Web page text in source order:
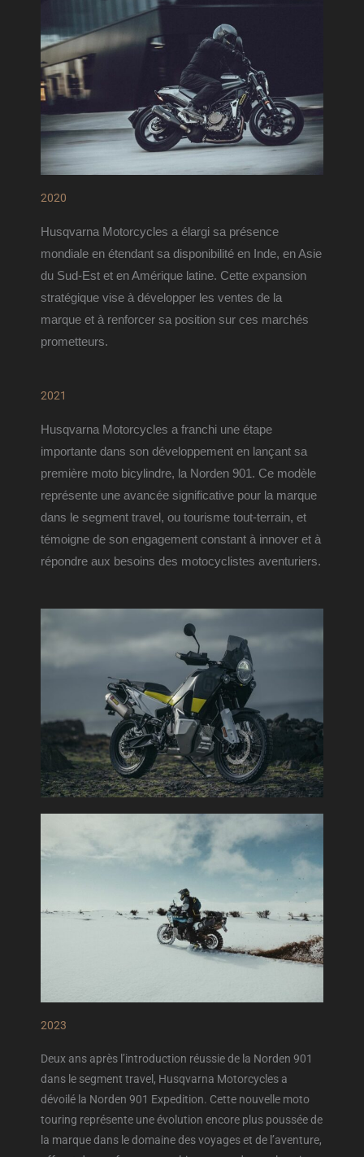
2020
Husqvarna Motorcycles a élargi sa présence
mondiale en étendant sa disponibilité en Inde, en Asie
du Sud-Est et en Amérique latine. Cette expansion
stratégique vise à développer les ventes de la
marque et à renforcer sa position sur ces marchés
prometteurs.
2021
Husqvarna Motorcycles a franchi une étape
importante dans son développement en lançant sa
première moto bicylindre, la Norden 901. Ce modèle
représente une avancée significative pour la marque
dans le segment travel, ou tourisme tout-terrain, et
témoigne de son engagement constant à innover et à
répondre aux besoins des motocyclistes aventuriers.
2023
Deux ans après l’introduction réussie de la Norden 901
dans le segment travel, Husqvarna Motorcycles a
dévoilé la Norden 901 Expedition. Cette nouvelle moto
touring représente une évolution encore plus poussée de
la marque dans le domaine des voyages et de l’aventure,